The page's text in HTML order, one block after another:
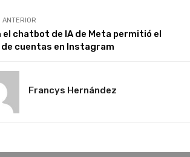
ANTERIOR
el chatbot de IA de Meta permitió el
de cuentas en Instagram
Francys Hernández